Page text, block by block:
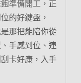
準備開工，正
的好鍵盤，
是那把能陪你從
手感到位、連
卡好康，入手